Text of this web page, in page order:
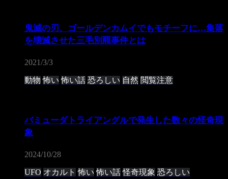
鬼滅の刃、ゴールデンカムイでもモチーフに…集落
を壊滅させた三毛別羆事件とは
2021/3/3
動物 怖い 怖い話 恐ろしい 自然 閲覧注意
バミューダトライアングルで発生した数々の怪奇現
象
2024/10/28
UFO オカルト 怖い 怖い話 怪奇現象 恐ろしい